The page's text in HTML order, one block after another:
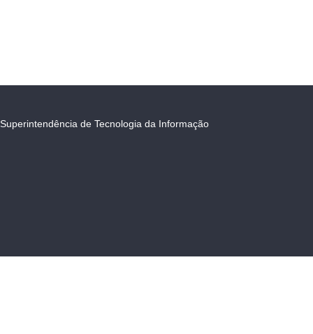
Superintendência de Tecnologia da Informação